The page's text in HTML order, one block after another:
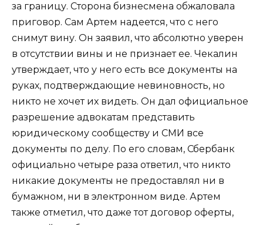
за границу. Сторона бизнесмена обжаловала
приговор. Сам Артем надеется, что с него
снимут вину. Он заявил, что абсолютно уверен
в отсутствии вины и не признает ее. Чекалин
утверждает, что у него есть все документы на
руках, подтверждающие невиновность, но
никто не хочет их видеть. Он дал официальное
разрешение адвокатам представить
юридическому сообществу и СМИ все
документы по делу. По его словам, Сбербанк
официально четыре раза ответил, что никто
никакие документы не предоставлял ни в
бумажном, ни в электронном виде. Артем
также отметил, что даже тот договор оферты,